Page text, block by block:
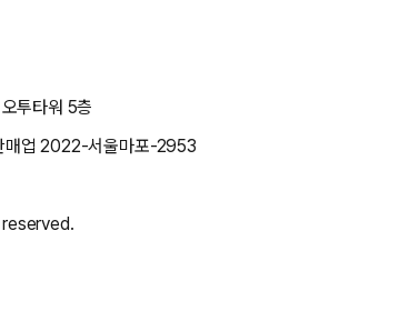
투타워 5층
매업2022-서울마포-2953